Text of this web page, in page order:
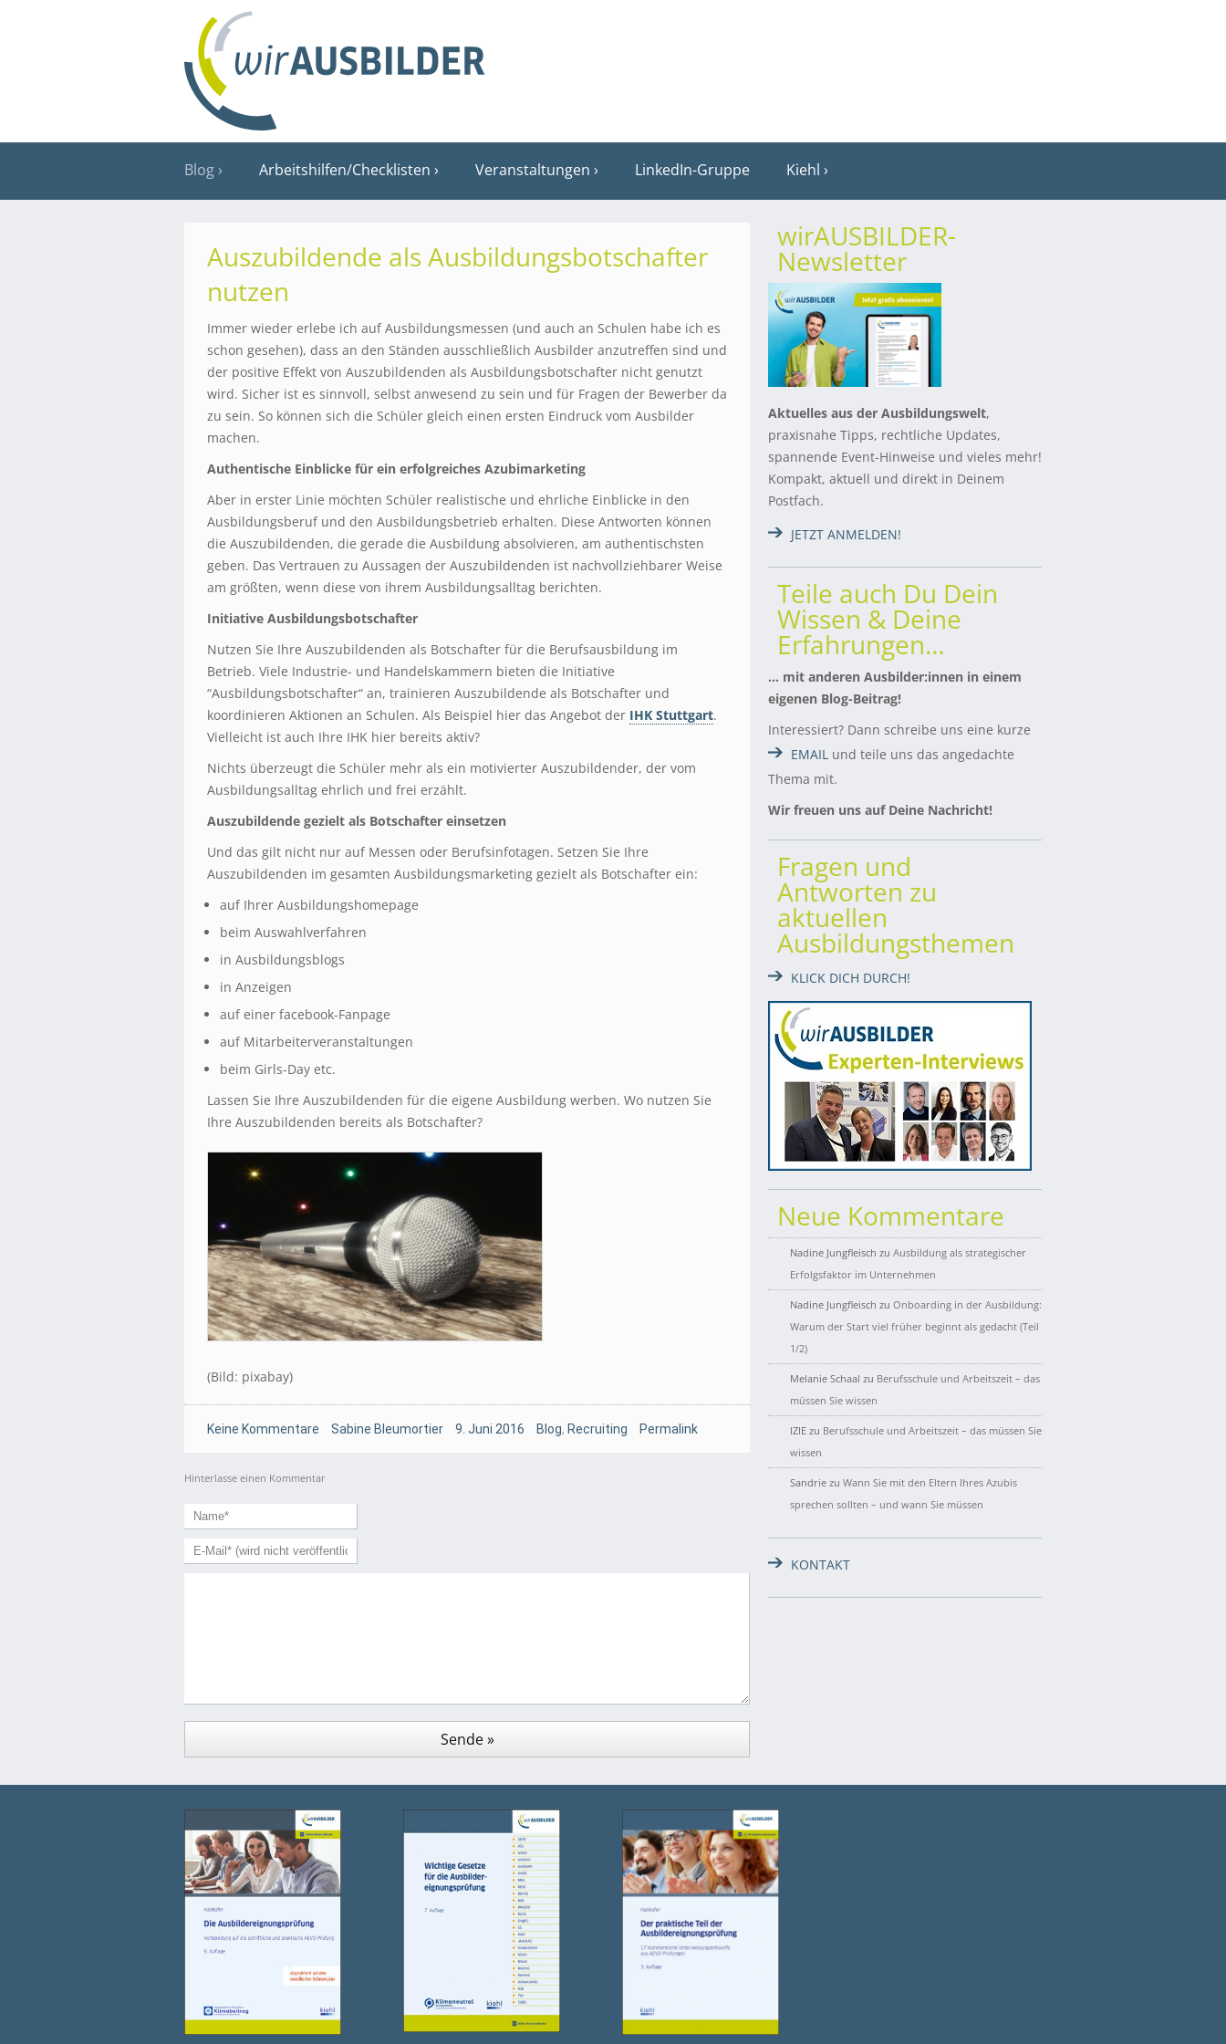
Blog Arbeitshilfen/Checklisten Veranstaltungen LinkedIn-Gruppe Kiehl
Auszubildende als Ausbildungsbotschafter
nutzen
Immer wieder erlebe ich auf Ausbildungsmessen (und auch an Schulen habe ich es
schon gesehen), dass an den Ständen ausschließlich Ausbilder anzutreffen sind und
der positive Effekt von Auszubildenden als Ausbildungsbotschafter nicht genutzt
wird. Sicher ist es sinnvoll, selbst anwesend zu sein und für Fragen der Bewerber da
zu sein. So können sich die Schüler gleich einen ersten Eindruck vom Ausbilder
machen.
Authentische Einblicke für ein erfolgreiches Azubimarketing
Aber in erster Linie möchten Schüler realistische und ehrliche Einblicke in den
Ausbildungsberuf und den Ausbildungsbetrieb erhalten. Diese Antworten können
die Auszubildenden, die gerade die Ausbildung absolvieren, am authentischsten
geben. Das Vertrauen zu Aussagen der Auszubildenden ist nachvollziehbarer Weise
am größten, wenn diese von ihrem Ausbildungsalltag berichten.
Initiative Ausbildungsbotschafter
Nutzen Sie Ihre Auszubildenden als Botschafter für die Berufsausbildung im
Betrieb. Viele Industrie- und Handelskammern bieten die Initiative
“Ausbildungsbotschafter“ an, trainieren Auszubildende als Botschafter und
koordinieren Aktionen an Schulen. Als Beispiel hier das Angebot der IHK Stuttgart.
Vielleicht ist auch Ihre IHK hier bereits aktiv?
Nichts überzeugt die Schüler mehr als ein motivierter Auszubildender, der vom
Ausbildungsalltag ehrlich und frei erzählt.
Auszubildende gezielt als Botschafter einsetzen
Und das gilt nicht nur auf Messen oder Berufsinfotagen. Setzen Sie Ihre
Auszubildenden im gesamten Ausbildungsmarketing gezielt als Botschafter ein:
auf Ihrer Ausbildungshomepage
beim Auswahlverfahren
in Ausbildungsblogs
in Anzeigen
auf einer facebook-Fanpage
auf Mitarbeiterveranstaltungen
beim Girls-Day etc.
Lassen Sie Ihre Auszubildenden für die eigene Ausbildung werben. Wo nutzen Sie
Ihre Auszubildenden bereits als Botschafter?
(Bild: pixabay)
Keine Kommentare Sabine Bleumortier 9. Juni 2016 Blog, Recruiting Permalink
Hinterlasse einen Kommentar
wirAUSBILDER-
Newsletter
Aktuelles aus der Ausbildungswelt,
praxisnahe Tipps, rechtliche Updates,
spannende Event-Hinweise und vieles mehr!
Kompakt, aktuell und direkt in Deinem
Postfach.
JETZT ANMELDEN!
Teile auch Du Dein
Wissen & Deine
Erfahrungen…
… mit anderen Ausbilder:innen in einem
eigenen Blog-Beitrag!
Interessiert? Dann schreibe uns eine kurze
EMAIL und teile uns das angedachte
Thema mit.
Wir freuen uns auf Deine Nachricht!
Fragen und
Antworten zu
aktuellen
Ausbildungsthemen
KLICK DICH DURCH!
Neue Kommentare
Nadine Jungfleisch zu Ausbildung als strategischer
Erfolgsfaktor im Unternehmen
Nadine Jungfleisch zu Onboarding in der Ausbildung:
Warum der Start viel früher beginnt als gedacht (Teil
1/2)
Melanie Schaal zu Berufsschule und Arbeitszeit – das
müssen Sie wissen
IZIE zu Berufsschule und Arbeitszeit – das müssen Sie
wissen
Sandrie zu Wann Sie mit den Eltern Ihres Azubis
sprechen sollten – und wann Sie müssen
KONTAKT